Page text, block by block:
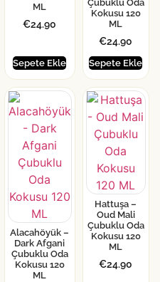
ML
€24.90
Sepete Ekle
Çubuklu Oda
Kokusu 120
ML
€24.90
Sepete Ekle
Alacahöyük –
Dark Afgani
Çubuklu Oda
Kokusu 120
ML
Hattuşa –
Oud Mali
Çubuklu Oda
Kokusu 120
ML
€24.90